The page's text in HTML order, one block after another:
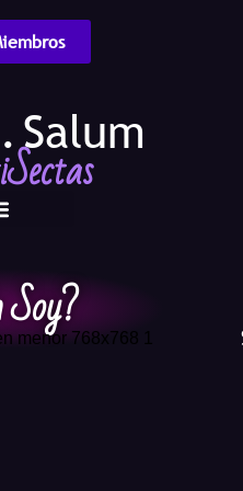
Salum